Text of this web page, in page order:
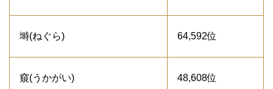
塒(ねぐら) 64,592位
窺(うかがい) 48,608位